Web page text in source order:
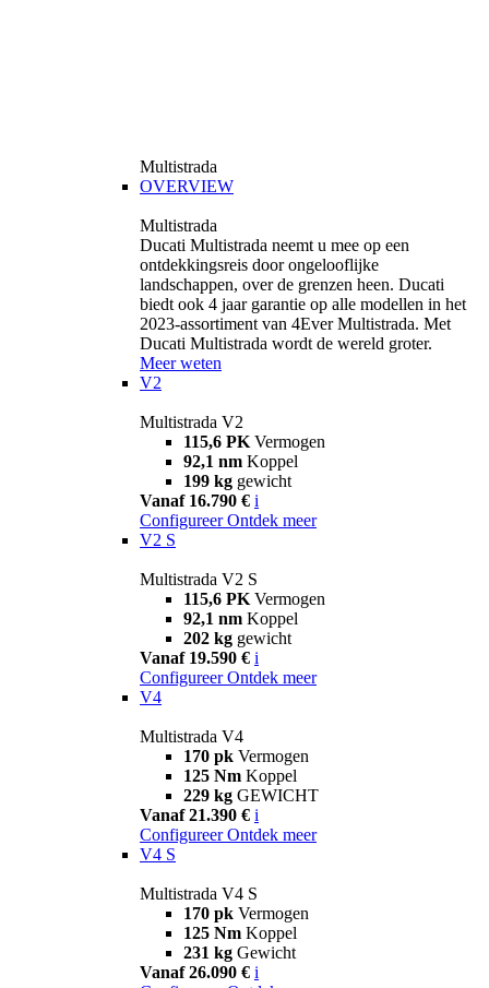
Multistrada
OVERVIEW
Multistrada
Ducati Multistrada neemt u mee op een
ontdekkingsreis door ongelooflijke
landschappen, over de grenzen heen. Ducati
biedt ook 4 jaar garantie op alle modellen in het
2023-assortiment van 4Ever Multistrada. Met
Ducati Multistrada wordt de wereld groter.
Meer weten
V2
Multistrada V2
115,6 PK Vermogen
92,1 nm Koppel
199 kg gewicht
Vanaf 16.790 € i
Configureer Ontdek meer
V2 S
Multistrada V2 S
115,6 PK Vermogen
92,1 nm Koppel
202 kg gewicht
Vanaf 19.590 € i
Configureer Ontdek meer
V4
Multistrada V4
170 pk Vermogen
125 Nm Koppel
229 kg GEWICHT
Vanaf 21.390 € i
Configureer Ontdek meer
V4 S
Multistrada V4 S
170 pk Vermogen
125 Nm Koppel
231 kg Gewicht
Vanaf 26.090 € i